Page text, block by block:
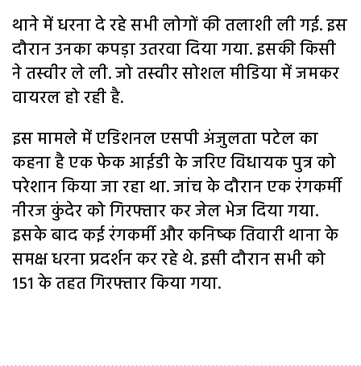
थाने में धरना दे रहे सभी लोगों की तलाशी ली गई. इस
दौरान उनका कपड़ा उतरवा दिया गया. इसकी किसी
ने तस्वीर ले ली. जो तस्वीर सोशल मीडिया में जमकर
वायरल हो रही है.
इस मामले में एडिशनल एसपी अंजुलता पटेल का
कहना है एक फेक आईडी के जरिए विधायक पुत्र को
परेशान किया जा रहा था. जांच के दौरान एक रंगकर्मी
नीरज कुंदेर को गिरफ्तार कर जेल भेज दिया गया.
इसके बाद कई रंगकर्मी और कनिष्क तिवारी थाना के
समक्ष धरना प्रदर्शन कर रहे थे. इसी दौरान सभी को
151 के तहत गिरफ्तार किया गया.